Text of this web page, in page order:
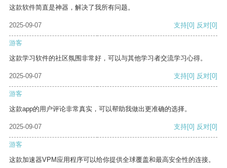
这款软件简直是神器，解决了我所有问题。
2025-09-07 支持[0] 反对[0]
游客
这款学习软件的社区氛围非常好，可以与其他学习者交流学习心得。
2025-09-07 支持[0] 反对[0]
游客
这款app的用户评论非常真实，可以帮助我做出更准确的选择。
2025-09-07 支持[0] 反对[0]
游客
这款加速器VPM应用程序可以给你提供全球覆盖和最高安全性的连接。